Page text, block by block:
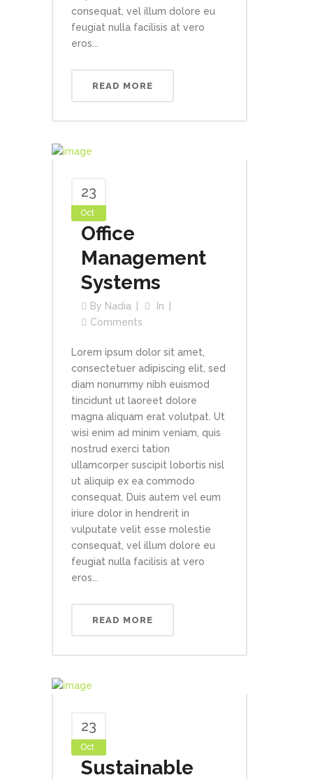
consequat, vel illum dolore eu
feugiat nulla facilisis at vero
eros...
READ MORE
23
Oct
Office
Management
Systems
By Nadia
In
Comments
Lorem ipsum dolor sit amet,
consectetuer adipiscing elit, sed
diam nonummy nibh euismod
tincidunt ut laoreet dolore
magna aliquam erat volutpat. Ut
wisi enim ad minim veniam, quis
nostrud exerci tation
ullamcorper suscipit lobortis nisl
ut aliquip ex ea commodo
consequat. Duis autem vel eum
iriure dolor in hendrerit in
vulputate velit esse molestie
consequat, vel illum dolore eu
feugiat nulla facilisis at vero
eros...
READ MORE
23
Oct
Sustainable